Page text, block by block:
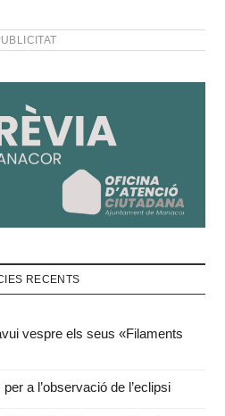
RECENTS
vespre els seus «Filaments
a l’observació de l’eclipsi